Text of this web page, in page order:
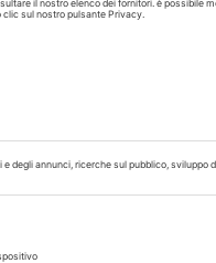
i codici
a figure sanitarie
odontoiatrica coinvolta